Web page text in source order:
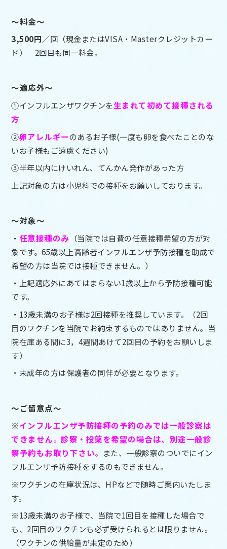
～料金～
3,500円／回（現金またはVISA・Masterクレジットカー
ド） 2回目も同一料金。
～適応外～
①インフルエンザワクチンを生まれて初めて接種される
方
②卵アレルギーのあるお子様(一度も卵を食べたことのな
いお子様もご遠慮ください)
③半年以内にけいれん、てんかん発作があった方
上記対象の方は小児科での接種をお願いしております。
～対象～
・ 任意接種のみ （当院では自費の任意接種希望の方が対
象です。65歳以上高齢者インフルエンザ予防接種を助成で
希望の方は当院では接種できません。）
・上記適応外にあてはまらない1歳以上から予防接種可能
です。
・13歳未満のお子様は2回接種を推奨しています。（2回
目のワクチンを当院でお約束するものではありません。当
院在庫ある間に3，4週間あけて2回目の予約をお願いしま
す）
・未成年の方は保護者の同伴が必要となります。
～ご留意点～
※インフルエンザ予防接種の予約のみでは一般診察は
できません。診察・投薬を希望の場合は、別途一般診
察予約もお取り下さい。 また、一般診察のついでにイン
フルエンザ予防接種をするのもできません。
※ワクチンの在庫状況は、HPなどで随時ご案内いたしま
す。
※13歳未満のお子様で、当院で1回目を接種した場合で
も、2回目のワクチンも必ず受けられるとは限りません。
（ワクチンの供給量が未定のため）